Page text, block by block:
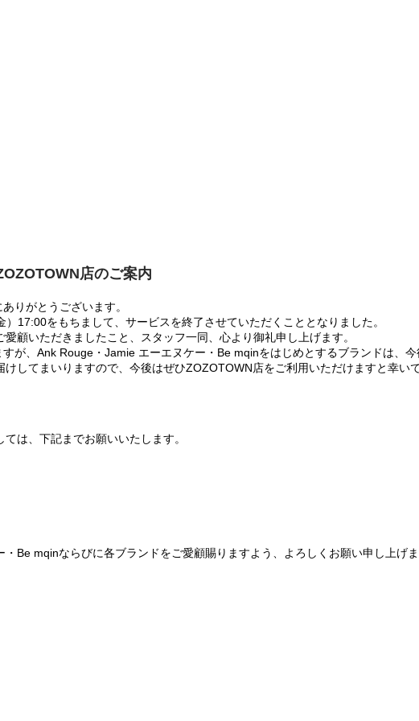
店のご案内
りがとうございます。
17:00をもちまして、サービスを終了させていただくこととなりました。
顧いただきましたこと、スタッフ一同、心より御礼申し上げます。
が、Ank Rouge・Jamie エーエヌケー・Be mqinをはじめとするブランドは、
してまいりますので、今後はぜひZOZOTOWN店をご利用いただけますと幸いで
は、下記までお願いいたします。
Be mqinならびに各ブランドをご愛顧賜りますよう、よろしくお願い申し上げま